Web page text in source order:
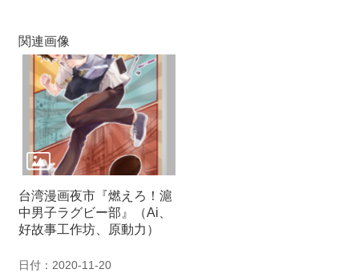
関
ム
サ
ト
関連画像
台湾漫画夜市『燃えろ！滬
中男子ラグビー部』（Ai、
好故事工作坊、原動力）
日付：2020-11-20